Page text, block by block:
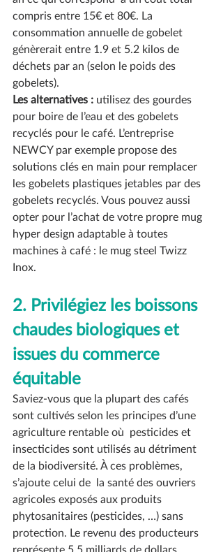
compris entre 15€ et 80€. La
consommation annuelle de gobelet
génèrerait entre 1.9 et 5.2 kilos de
déchets par an (selon le poids des
gobelets).
Les alternatives : utilisez des gourdes
pour boire de l’eau et des gobelets
recyclés pour le café. L’entreprise
NEWCY par exemple propose des
solutions clés en main pour remplacer
les gobelets plastiques jetables par des
gobelets recyclés. Vous pouvez aussi
opter pour l’achat de votre propre mug
hyper design adaptable à toutes
machines à café : le mug steel Twizz
Inox.
2. Privilégiez les boissons
chaudes biologiques et
issues du commerce
équitable
Saviez-vous que la plupart des cafés
sont cultivés selon les principes d’une
agriculture rentable où pesticides et
insecticides sont utilisés au détriment
de la biodiversité. À ces problèmes,
s’ajoute celui de  la santé des ouvriers
agricoles exposés aux produits
phytosanitaires (pesticides, …) sans
protection. Le revenu des producteurs
représente 5,5 milliards de dollars